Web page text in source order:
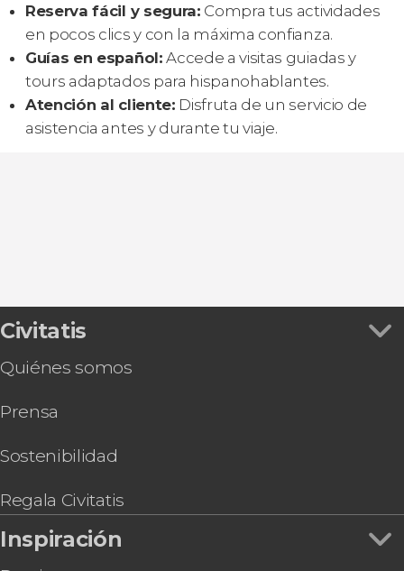
Reserva fácil y segura: Compra tus actividades
en pocos clics y con la máxima confianza.
Guías en español: Accede a visitas guiadas y
tours adaptados para hispanohablantes.
Atención al cliente: Disfruta de un servicio de
asistencia antes y durante tu viaje.
Civitatis
Quiénes somos
Prensa
Sostenibilidad
Regala Civitatis
Inspiración